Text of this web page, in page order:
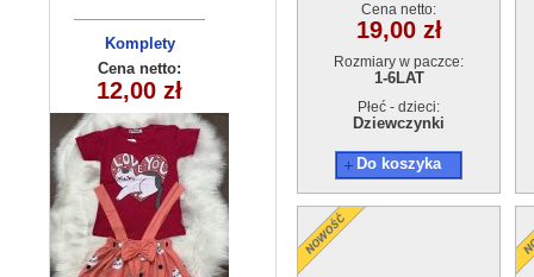
Komplety
dziecięce (1-4
) 4szt
Cena netto:
12,00 zł
Legginsy
dziewczęce
(12-16) 4szt
Cena netto:
8,50 zł
Cena netto:
19,00 zł
Rozmiary w paczce:
1-6LAT
Płeć - dzieci:
Dziewczynki
Do koszyka